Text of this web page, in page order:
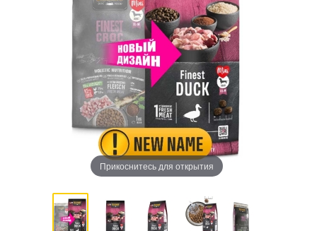
Прикоснитесь для открытия